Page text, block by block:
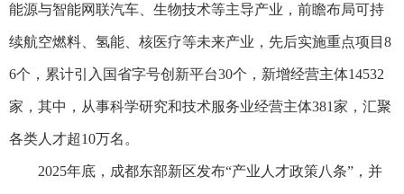
能源与智能网联汽车、生物技术等主导产业，前瞻布局可持
续航空燃料、氢能、核医疗等未来产业，先后实施重点项目8
6个，累计引入国省字号创新平台30个，新增经营主体14532
家，其中，从事科学研究和技术服务业经营主体381家，汇聚
各类人才超10万名。
2025年底，成都东部新区发布“产业人才政策八条”，并